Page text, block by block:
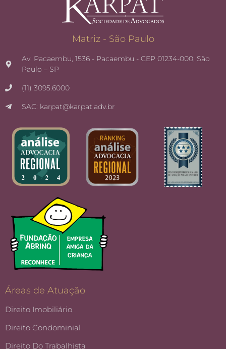
Matriz - São Paulo
Av. Pacaembu, 1536 - Pacaembu - CEP 01234-000, São
Paulo – SP
(11) 3095.6000
SAC: karpat@karpat.adv.br
Áreas de Atuação
Direito Imobiliário
Direito Condominial
Direito Do Trabalhista